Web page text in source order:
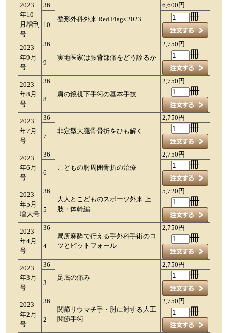
2023
年10
月増刊
号
36
整形外科外来 Red Flags 2023
6,600円
10
冊
2023
年9月
号
36
実地医家は腰背部痛をどう診るか
2,750円
9
冊
2023
年8月
号
36
肩の鏡視下手術の基本手技
2,750円
8
冊
2023
年7月
号
36
非定型大腿骨骨折をひも解く
2,750円
7
冊
2023
年6月
号
36
こどもの肘周囲骨折の治療
2,750円
6
冊
2023
年5月
増大号
36
大人とこどものスポーツ外来 上
肢・体幹編
5,720円
5
冊
2023
年4月
号
36
局所麻酔で行える手外科手術のコ
ツとピットフォール
2,750円
4
冊
2023
年3月
号
36
足底の痛み
2,750円
3
冊
2023
年2月
号
36
関節リウマチ手・肘に対する人工
関節手術
2,750円
2
冊